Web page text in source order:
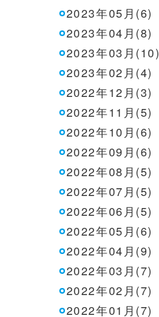
2023年05月(6)
2023年04月(8)
2023年03月(10)
2023年02月(4)
2022年12月(3)
2022年11月(5)
2022年10月(6)
2022年09月(6)
2022年08月(5)
2022年07月(5)
2022年06月(5)
2022年05月(6)
2022年04月(9)
2022年03月(7)
2022年02月(7)
2022年01月(7)